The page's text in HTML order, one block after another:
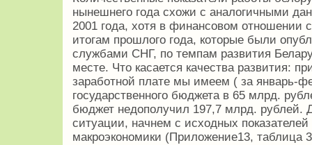
нынешнего года схожи с аналогичными
2001 года, хотя в финансовом отношении
итогам прошлого года, которые были
службами СНГ, по темпам развития
месте. Что касается качества развития:
заработной плате мы имеем ( за январь-
государственного бюджета в 65 млрд.
бюджет недополучил 197,7 млрд. рублей.
ситуации, начнем с исходных показателей
макроэкономики (Приложение13, таблица